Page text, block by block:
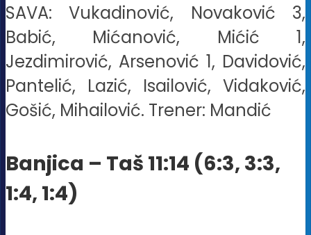
SAVA: Vukadinović, Novaković 3,
Babić, Mićanović, Mićić 1,
Jezdimirović, Arsenović 1, Davidović,
Pantelić, Lazić, Isailović, Vidaković,
Gošić, Mihailović. Trener: Mandić
Banjica – Taš 11:14 (6:3, 3:3,
1:4, 1:4)